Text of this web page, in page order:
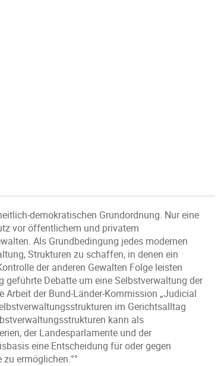
demokratischen Grundordnung. Nur eine
vor öffentlichem und privatem
Als Grundbedingung jedes modernen
Strukturen zu schaffen, in denen ein
der anderen Gewalten Folge leisten
geführte Debatte um eine Selbstverwaltung der
der Bund-Länder-Kommission „Judicial
im Gerichtsalltag
kann als
der Landesparlamente und der
eine Entscheidung für oder gegen
ermöglichen.°°